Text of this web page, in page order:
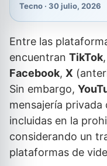
Tecno · 30 julio, 2026
Entre las
encuentran TikTok,
Facebook, X
Sin embargo,
mensajería privada
incluidas en la
considerando un
plataformas de